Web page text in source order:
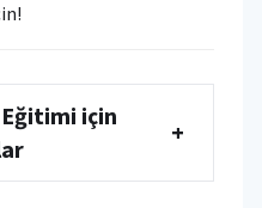
Eğitimi için
+